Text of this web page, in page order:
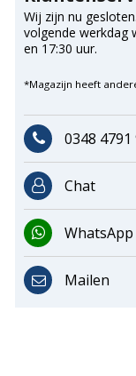
Wij zijn nu
volgende werkdag
en 17:30 uur.
*Magazijn heeft
0348 4791
Chat
WhatsApp
Mailen